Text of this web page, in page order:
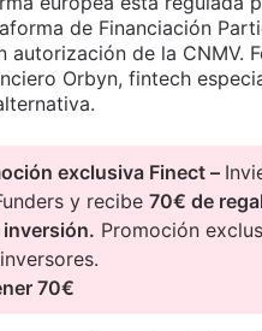
de Financiación
autorización de la CNMV.
Orbyn, fintech
exclusiva Finect –
y recibe 70€ de
inversión. Promoción
70€